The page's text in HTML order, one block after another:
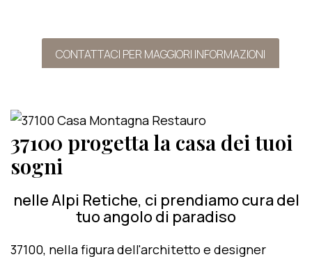
CONTATTACI PER MAGGIORI INFORMAZIONI
37100 progetta la casa dei tuoi
sogni
nelle Alpi Retiche, ci prendiamo cura del
tuo angolo di paradiso
37100, nella figura dell'architetto e designer